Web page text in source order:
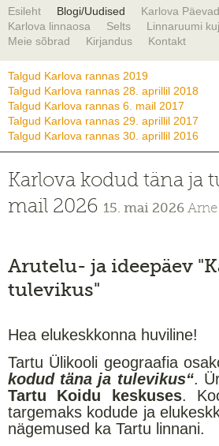
Esileht Blogi/Uudised
Karlova
Karlova linnaosa
Selts
Linnaruumi
Meie sõbrad
Kirjandus Kontakt
Talgud Karlova rannas 2019
Talgud Karlova rannas 28. aprillil 2018
Talgud Karlova rannas 6. mail 2017
Talgud Karlova rannas 29. aprillil 2017
Talgud Karlova rannas 30. aprillil 2016
Karlova kodud täna ja
mail 2026 15. mai 2026
Arutelu- ja ideepäev
tulevikus"
Hea elukeskkonna huviline!
Tartu Ülikooli geograafia
kodud täna ja tulevikus“.
Tartu Koidu keskuses.
targemaks kodude ja
nägemused ka Tartu linnani.